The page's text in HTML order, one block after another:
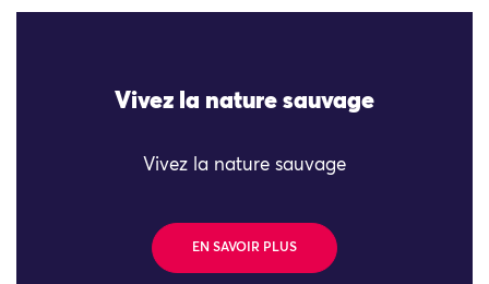
Vivez la nature sauvage
Vivez la nature sauvage
EN SAVOIR PLUS